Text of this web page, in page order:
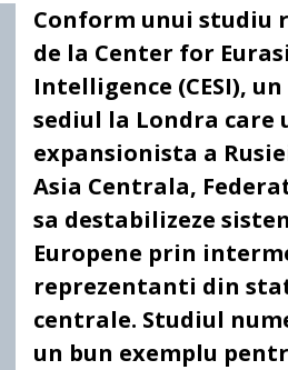
Conform unui studiu
de la Center for
Intelligence (CESI),
sediul la Londra
expansionista a
Asia Centrala,
sa destabilizeze
Europene prin
reprezentanti din
centrale. Studiul
un bun exemplu